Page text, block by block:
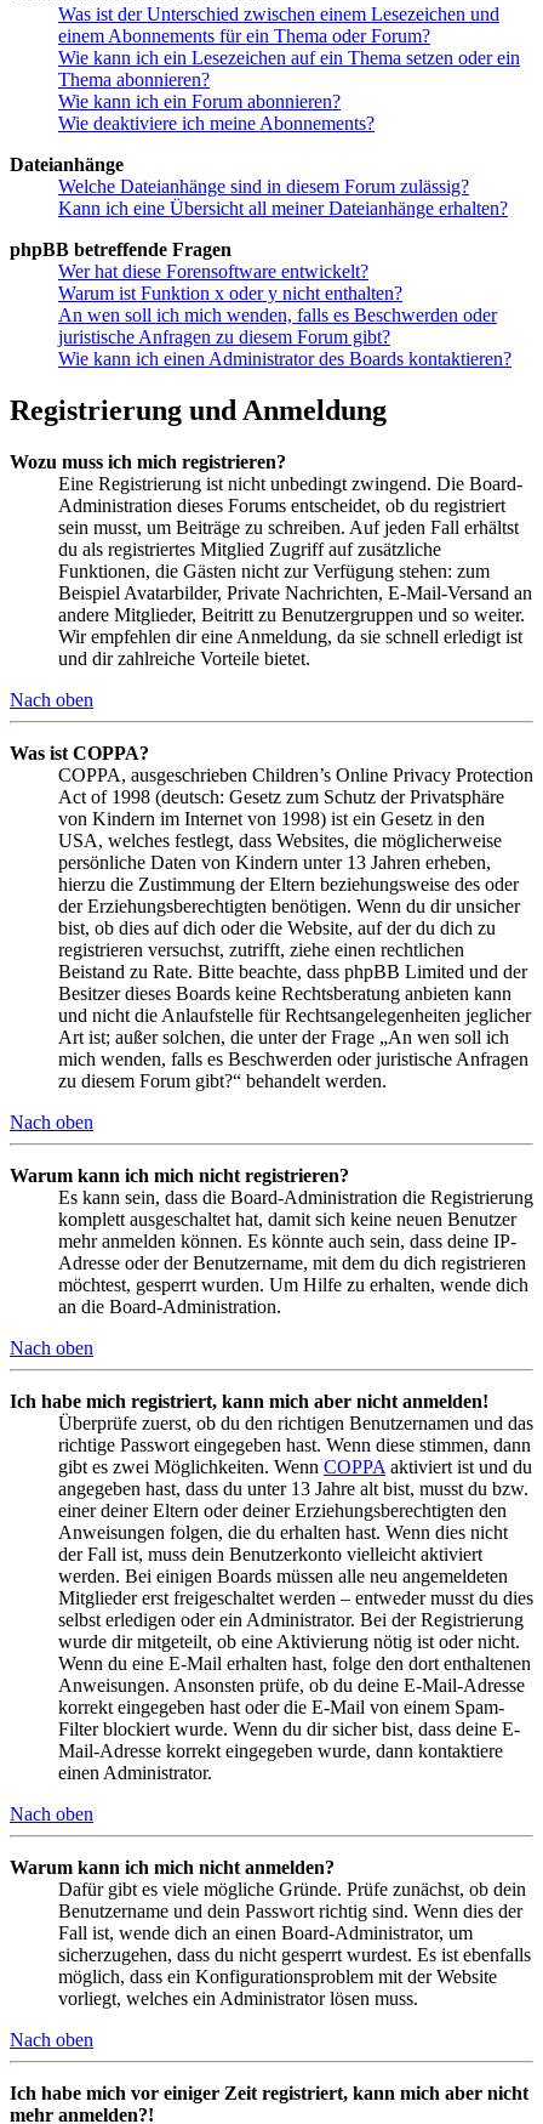
Was ist der Unterschied zwischen einem Lesezeichen und
einem Abonnements für ein Thema oder Forum?
Wie kann ich ein Lesezeichen auf ein Thema setzen oder ein
Thema abonnieren?
Wie kann ich ein Forum abonnieren?
Wie deaktiviere ich meine Abonnements?
Dateianhänge
Welche Dateianhänge sind in diesem Forum zulässig?
Kann ich eine Übersicht all meiner Dateianhänge erhalten?
phpBB betreffende Fragen
Wer hat diese Forensoftware entwickelt?
Warum ist Funktion x oder y nicht enthalten?
An wen soll ich mich wenden, falls es Beschwerden oder
juristische Anfragen zu diesem Forum gibt?
Wie kann ich einen Administrator des Boards kontaktieren?
Registrierung und Anmeldung
Wozu muss ich mich registrieren?
Eine Registrierung ist nicht unbedingt zwingend. Die Board-
Administration dieses Forums entscheidet, ob du registriert
sein musst, um Beiträge zu schreiben. Auf jeden Fall erhältst
du als registriertes Mitglied Zugriff auf zusätzliche
Funktionen, die Gästen nicht zur Verfügung stehen: zum
Beispiel Avatarbilder, Private Nachrichten, E-Mail-Versand an
andere Mitglieder, Beitritt zu Benutzergruppen und so weiter.
Wir empfehlen dir eine Anmeldung, da sie schnell erledigt ist
und dir zahlreiche Vorteile bietet.
Nach oben
Was ist COPPA?
COPPA, ausgeschrieben Children’s Online Privacy Protection
Act of 1998 (deutsch: Gesetz zum Schutz der Privatsphäre
von Kindern im Internet von 1998) ist ein Gesetz in den
USA, welches festlegt, dass Websites, die möglicherweise
persönliche Daten von Kindern unter 13 Jahren erheben,
hierzu die Zustimmung der Eltern beziehungsweise des oder
der Erziehungsberechtigten benötigen. Wenn du dir unsicher
bist, ob dies auf dich oder die Website, auf der du dich zu
registrieren versuchst, zutrifft, ziehe einen rechtlichen
Beistand zu Rate. Bitte beachte, dass phpBB Limited und der
Besitzer dieses Boards keine Rechtsberatung anbieten kann
und nicht die Anlaufstelle für Rechtsangelegenheiten jeglicher
Art ist; außer solchen, die unter der Frage „An wen soll ich
mich wenden, falls es Beschwerden oder juristische Anfragen
zu diesem Forum gibt?“ behandelt werden.
Nach oben
Warum kann ich mich nicht registrieren?
Es kann sein, dass die Board-Administration die Registrierung
komplett ausgeschaltet hat, damit sich keine neuen Benutzer
mehr anmelden können. Es könnte auch sein, dass deine IP-
Adresse oder der Benutzername, mit dem du dich registrieren
möchtest, gesperrt wurden. Um Hilfe zu erhalten, wende dich
an die Board-Administration.
Nach oben
Ich habe mich registriert, kann mich aber nicht anmelden!
Überprüfe zuerst, ob du den richtigen Benutzernamen und das
richtige Passwort eingegeben hast. Wenn diese stimmen, dann
gibt es zwei Möglichkeiten. Wenn COPPA aktiviert ist und du
angegeben hast, dass du unter 13 Jahre alt bist, musst du bzw.
einer deiner Eltern oder deiner Erziehungsberechtigten den
Anweisungen folgen, die du erhalten hast. Wenn dies nicht
der Fall ist, muss dein Benutzerkonto vielleicht aktiviert
werden. Bei einigen Boards müssen alle neu angemeldeten
Mitglieder erst freigeschaltet werden – entweder musst du dies
selbst erledigen oder ein Administrator. Bei der Registrierung
wurde dir mitgeteilt, ob eine Aktivierung nötig ist oder nicht.
Wenn du eine E-Mail erhalten hast, folge den dort enthaltenen
Anweisungen. Ansonsten prüfe, ob du deine E-Mail-Adresse
korrekt eingegeben hast oder die E-Mail von einem Spam-
Filter blockiert wurde. Wenn du dir sicher bist, dass deine E-
Mail-Adresse korrekt eingegeben wurde, dann kontaktiere
einen Administrator.
Nach oben
Warum kann ich mich nicht anmelden?
Dafür gibt es viele mögliche Gründe. Prüfe zunächst, ob dein
Benutzername und dein Passwort richtig sind. Wenn dies der
Fall ist, wende dich an einen Board-Administrator, um
sicherzugehen, dass du nicht gesperrt wurdest. Es ist ebenfalls
möglich, dass ein Konfigurationsproblem mit der Website
vorliegt, welches ein Administrator lösen muss.
Nach oben
Ich habe mich vor einiger Zeit registriert, kann mich aber nicht
mehr anmelden?!